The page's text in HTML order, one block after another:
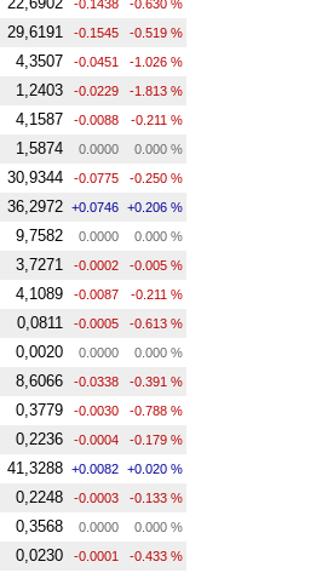
-0.1438 -0.630 %
29,6191 -0.1545 -0.519 %
4,3507 -0.0451 -1.026 %
1,2403 -0.0229 -1.813 %
4,1587 -0.0088 -0.211 %
1,5874 0.0000 0.000 %
30,9344 -0.0775 -0.250 %
36,2972 +0.0746 +0.206 %
9,7582 0.0000 0.000 %
3,7271 -0.0002 -0.005 %
4,1089 -0.0087 -0.211 %
0,0811 -0.0005 -0.613 %
0,0020 0.0000 0.000 %
8,6066 -0.0338 -0.391 %
0,3779 -0.0030 -0.788 %
0,2236 -0.0004 -0.179 %
41,3288 +0.0082 +0.020 %
0,2248 -0.0003 -0.133 %
0,3568 0.0000 0.000 %
0,0230 -0.0001 -0.433 %